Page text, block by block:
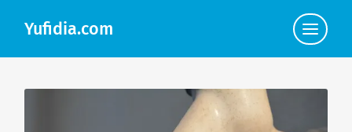
Yufidia.com
Click
to
view